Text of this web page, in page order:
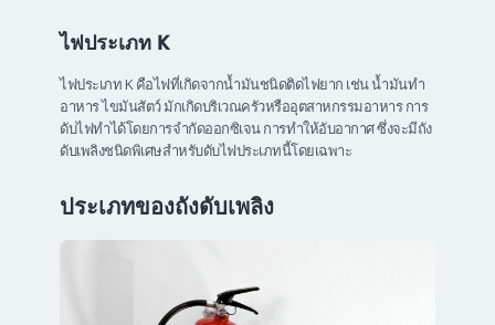
ไฟประเภท K
ไฟประเภท K คือไฟที่เกิดจากน้ำมันชนิดติดไฟยาก เช่น น้ำมันทำ
อาหาร ไขมันสัตว์ มักเกิดบริเวณครัวหรืออุตสาหกรรมอาหาร การ
ดับไฟทำได้โดยการจำกัดออกซิเจน การทำให้อับอากาศ ซึ่งจะมีถัง
ดับเพลิงชนิดพิเศษสำหรับดับไฟประเภทนี้โดยเฉพาะ
ประเภทของถังดับเพลิง